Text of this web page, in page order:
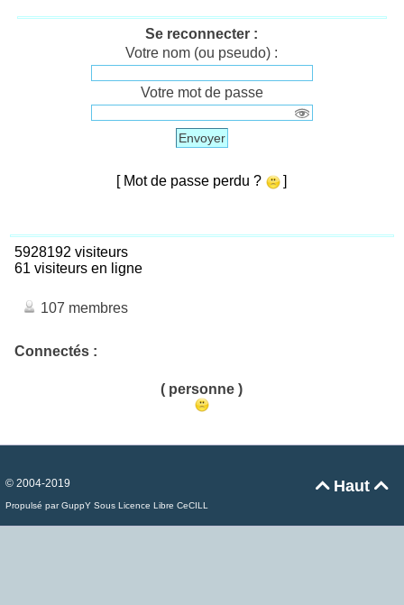
Se reconnecter :
Votre nom (ou pseudo) :
Votre mot de passe
Envoyer
[ Mot de passe perdu ? ]
5928192 visiteurs
61 visiteurs en ligne
107 membres
Connectés :
( personne )
Haut 
© 2004-2019
Propulsé par GuppY Sous Licence Libre CeCILL